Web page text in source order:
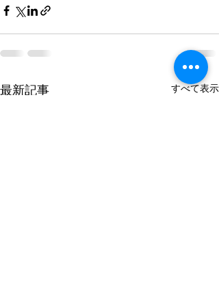
最新記事 すべて表示